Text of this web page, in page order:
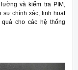
và kiểm tra PIM,
sự chính xác, linh hoạt
cho các hệ thống